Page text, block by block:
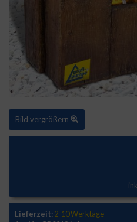
Bild vergrößern
Lieferzeit:2-10 Werktage